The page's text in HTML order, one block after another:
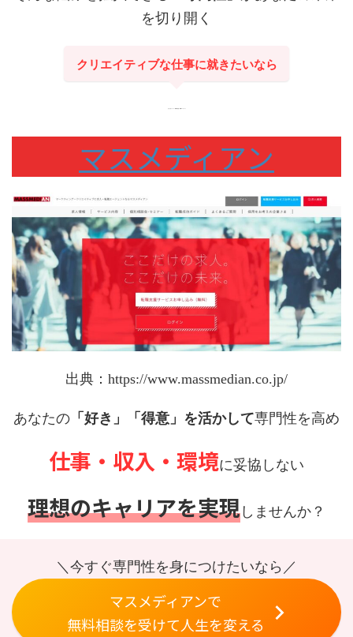
を切り開く
クリエイティブな仕事に就きたいなら
マスメディアン
出典：https://www.massmedian.co.jp/
あなたの 「好き」「得意」を活かして専門性を高め
仕事・収入・環境に妥協しない
理想のキャリアを実現 しませんか？
＼今すぐ専門性を身につけたいなら／
マスメディアンで
無料相談を受けて人生を変える